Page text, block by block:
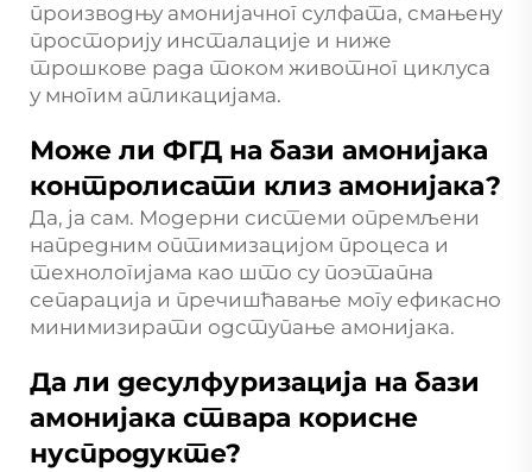
производњу амонијачног сулфата, смањену
просторију инсталације и ниже
трошкове рада током животног циклуса
у многим апликацијама.
Може ли ФГД на бази амонијака
контролисати клиз амонијака?
Да, ја сам. Модерни системи опремљени
напредним оптимизацијом процеса и
технологијама као што су поэтапна
сепарација и пречишћавање могу ефикасно
минимизирати одступање амонијака.
Да ли десулфуризација на бази
амонијака ствара корисне
нуспродукте?